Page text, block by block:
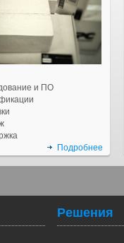
и ПО
Подробнее
IDM.
Решения